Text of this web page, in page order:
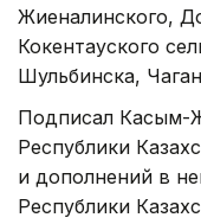
Жиеналинского,
Кокентауского
Шульбинска,
Подписал Касым-
Республики
и дополнений в
Республики